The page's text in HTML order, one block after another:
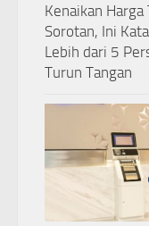
Kenaikan Harga
Sorotan, Ini
Lebih dari 5
Turun Tangan